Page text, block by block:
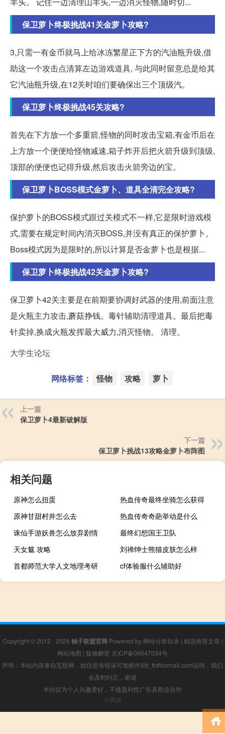
保卫萝卜终极挑战41关金萝卜攻略?
3,只需一有金币就马上给冰冻繁星正下方的汽油瓶升级,借
助这一个攻击点清算左边游戏道具, 与此同时留意总是给其
它汽油瓶升级,在12关时咱们要确保出三个顶级汽。
保卫萝卜终极挑战45关攻略?
首先在下方放一个多重箭,怪物的同时攻击宝箱,有金币后在
上方放一个便便给怪物减速,箱子炸开后把火箭升级到顶级,
顶部的便便也记得升级,然后攻击火箭旁边的宝。
保卫萝卜BOSS模式金萝卜、道具全清完全攻略?
保护萝卜的BOSS模式跟过关模式不一样,它是限时游戏模
式,需要在规定时间内消灭BOSS,并没有真正的保护萝卜。
Boss模式因为是限时的,所以计算是否金萝卜也是根据...
保卫萝卜终极挑战42关金萝卜攻略?
保卫萝卜42关主要是在前期要协调好武器的使用,前面注意
是火瓶主力攻击,蘑菇挣钱。毒针辅助清理道具。最后把毒
针卖掉,换成火瓶发挥最大威力,消灭怪物。 清理。
大学生论坛
网络标签： 怪物 攻略 萝卜
上一篇
保卫萝卜4最新破解版
下一篇
保卫萝卜挑战13攻略金萝卜布阵图
相关问题
原神怎么扭蛋
热血传奇最终坐骑怎么获得
原神甘甜村井怎么去
热血传奇奇葩举动是什么
诛仙手游妖兽怎么放弃剧情
最终幻想国王卫队
天女魃 攻略
刘禅绅士熊猫皮肤怎么样
首都师范大学人文地理考研
cf体验服什么辅助好
Copyright © 2012 - 2026 柚子联盟官网 Powered by 网站分类目录 | 精选推荐文章 |
网站地图 | 疑难解答 京ICP备06047034号
声明：本站内容来自互联网，如信息有错误可发邮件到f_fb#foxmail.com说明，我们
会及时纠正，谢谢
本站仅为个人兴趣爱好，不接盈利性广告及商业合作
小男孩